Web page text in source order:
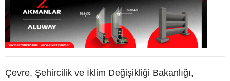
Çevre, Şehircilik ve İklim Değişikliği Bakanlığı,